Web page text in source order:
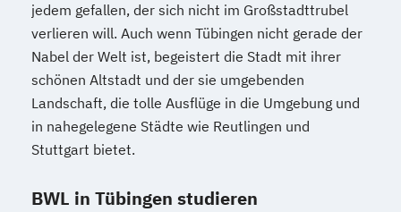
jedem gefallen, der sich nicht im Großstadttrubel
verlieren will. Auch wenn Tübingen nicht gerade der
Nabel der Welt ist, begeistert die Stadt mit ihrer
schönen Altstadt und der sie umgebenden
Landschaft, die tolle Ausflüge in die Umgebung und
in nahegelegene Städte wie Reutlingen und
Stuttgart bietet.
BWL in Tübingen studieren